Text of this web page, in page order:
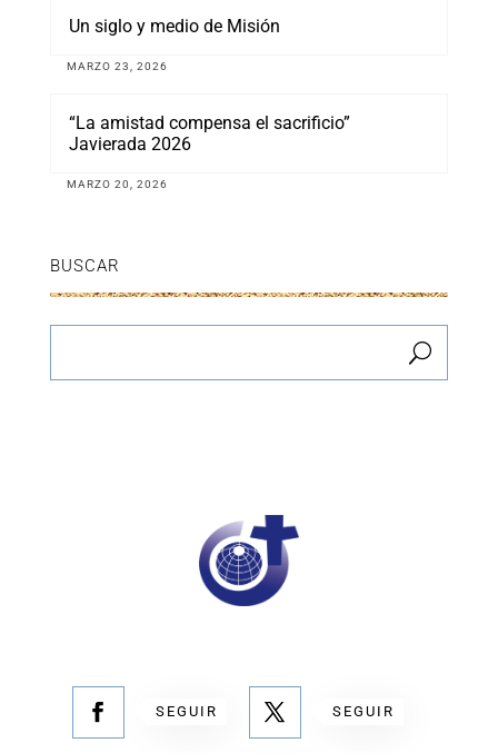
Un siglo y medio de Misión
MARZO 23, 2026
“La amistad compensa el sacrificio”
Javierada 2026
MARZO 20, 2026
BUSCAR
SEGUIR SEGUIR